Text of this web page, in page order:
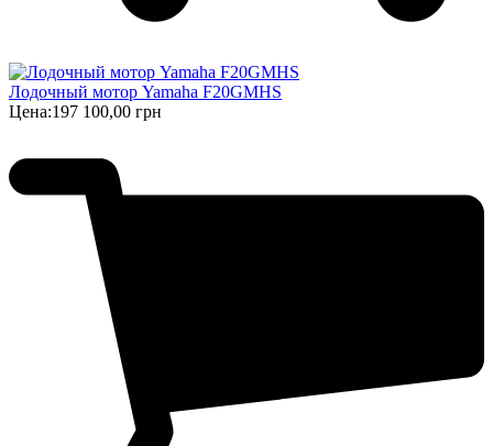
Лодочный мотор Yamaha F20GMHS
Цена:197 100,00 грн